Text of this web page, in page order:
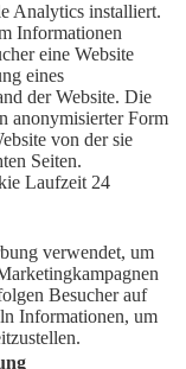
Analytics installiert.
Informationen
eine Website
eines
der Website. Die
anonymisierter Form
von der sie
Seiten.
Laufzeit 24
verwendet, um
Besucher auf
Informationen, um